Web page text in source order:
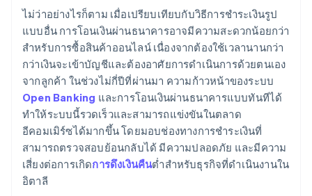
ไม่ว่าอย่างไรก็ตาม เมื่อเปรียบเทียบกับวิธีการชำระเงินรูป
แบบอื่น การโอนเงินผ่านธนาคารอาจมีความสะดวกน้อยกว่า
สำหรับการซื้อสินค้าออนไลน์ เนื่องจากต้องใช้เวลานานกว่า
กว่าเงินจะเข้าบัญชีและต้องอาศัยการดำเนินการด้วยตนเอง
จากลูกค้า ในช่วงไม่กี่ปีที่ผ่านมา ความก้าวหน้าของระบบ
Open Banking และการโอนเงินผ่านธนาคารแบบทันทีได้
ทำให้ระบบนี้รวดเร็วและสามารถแข่งขันในตลาด
อีคอมเมิร์ซได้มากขึ้น โดยมอบช่องทางการชำระเงินที่
สามารถตรวจสอบย้อนกลับได้ มีความปลอดภัย และมีความ
เสี่ยงต่อการเกิดการดึงเงินคืนต่ำสำหรับธุรกิจที่ดำเนินงานใน
อิตาลี